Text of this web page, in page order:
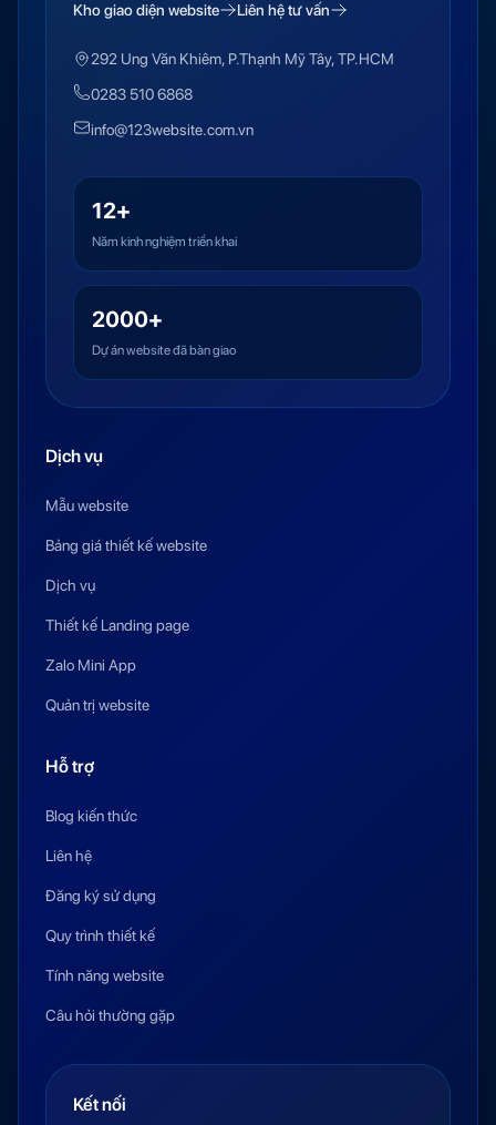
Kho giao diện website Liên hệ tư vấn
292 Ung Văn Khiêm, P.Thạnh Mỹ Tây, TP.HCM
0283 510 6868
info@123website.com.vn
12+
Năm kinh nghiệm triển khai
2000+
Dự án website đã bàn giao
Dịch vụ
Mẫu website
Bảng giá thiết kế website
Dịch vụ
Thiết kế Landing page
Zalo Mini App
Quản trị website
Hỗ trợ
Blog kiến thức
Liên hệ
Đăng ký sử dụng
Quy trình thiết kế
Tính năng website
Câu hỏi thường gặp
Kết nối